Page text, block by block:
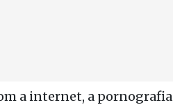
a internet, a pornografia